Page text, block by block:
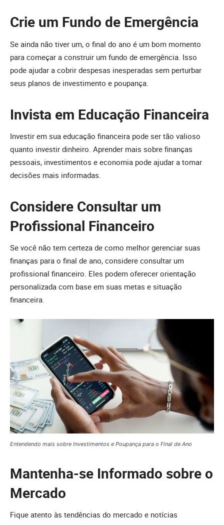
Crie um Fundo de Emergência
Se ainda não tiver um, o final do ano é um bom momento
para começar a construir um fundo de emergência. Isso
pode ajudar a cobrir despesas inesperadas sem perturbar
seus planos de investimento e poupança.
Invista em Educação Financeira
Investir em sua educação financeira pode ser tão valioso
quanto investir dinheiro. Aprender mais sobre finanças
pessoais, investimentos e economia pode ajudar a tomar
decisões mais informadas.
Considere Consultar um
Profissional Financeiro
Se você não tem certeza de como melhor gerenciar suas
finanças para o final de ano, considere consultar um
profissional financeiro. Eles podem oferecer orientação
personalizada com base em suas metas e situação
financeira.
Entendendo mais sobre Investimentos e Poupança para o Final de Ano
Mantenha-se Informado sobre o
Mercado
Fique atento às tendências do mercado e notícias